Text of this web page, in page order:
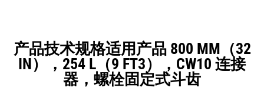
产品技术规格适用产品 800 MM（32
IN），254 L（9 FT3），CW10 连接
器，螺栓固定式斗齿